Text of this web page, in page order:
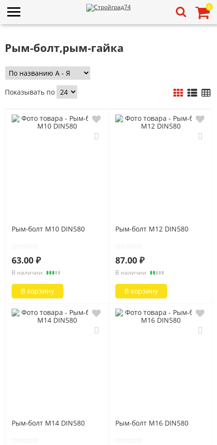
0
Рым-болт,рым-гайка
Показывать по
Рым-болт M10 DIN580
63.00 ₽
В наличии
В корзину
Рым-болт M12 DIN580
87.00 ₽
В наличии
В корзину
Рым-болт M14 DIN580 Рым-болт M16 DIN580